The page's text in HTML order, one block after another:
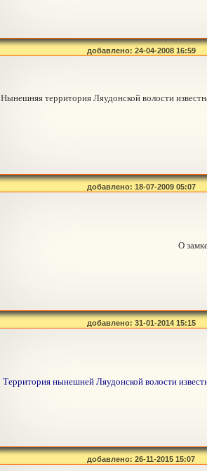
добавлено: 24-04-2008 16:59
Нынешняя территория Ляудонской волости
добавлено: 18-07-2009 05:07
О
добавлено: 31-01-2014 15:15
Территория нынешней Ляудонской волости
добавлено: 26-11-2015 15:07